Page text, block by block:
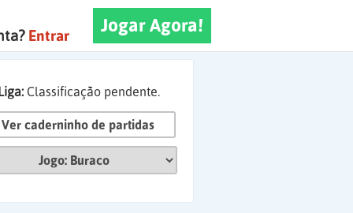
Jogar Agora!
Entrar
Classificação pendente.
Ver caderninho de partidas